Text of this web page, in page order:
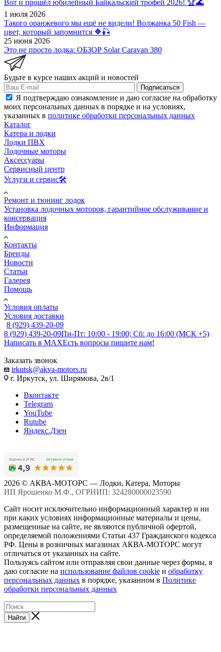
Вот и прошёл юбилейный Байкальский трофей 2026! 🏆🌊
1 июля 2026
Такого оранжевого мы ещё не видели! Волжанка 50 Fish —
цвет, который запомнится 🔶🎣
25 июня 2026
Это не просто лодка: ОБЗОР Solar Caravan 380
Будьте в курсе наших акций и новостей
Подписаться
Я подтверждаю ознакомление и даю согласие на обработку
моих персональных данных в порядке и на условиях,
указанных в политике обработки персональных данных
Каталог
Катера и лодки
Лодки ПВХ
Лодочные моторы
Аксессуары
Сервисный центр
Услуги и сервис🛠️
Ремонт и тюнинг лодок
Установка лодочных моторов, гарантийное обслуживание и
консервация
Информация
Контакты
Бренды
Новости
Статьи
Галерея
Помощь
Условия оплаты
Условия доставки
8 (929) 439-20-09
8 (929) 439-20-09Пн-Пт: 10:00 - 19:00; Сб: до 16:00 (МСК +5)
Написать в MAXЕсть вопросы пишите нам!
Заказать звонок
irkutsk@akva-motors.ru
г. Иркутск, ул. Ширямова, 2в/1
Вконтакте
Telegram
YouTube
Rutube
Яндекс.Дзен
2026 © АКВА-МОТОРС — Лодки, Катера, Моторы
ИП Ярошенко М.Ф., ОГРНИП: 324280000023590
Сайт носит исключительно информационный характер и ни
при каких условиях информационные материалы и цены,
размещенные на сайте, не являются публичной офертой,
определяемой положениями Статьи 437 Гражданского кодекса
РФ. Цены в розничных магазинах АКВА-МОТОРС могут
отличаться от указанных на сайте.
Пользуясь сайтом или отправляя свои данные через формы, я
даю согласие на использование файлов cookie и обработку
персональных данных в порядке, указанном в Политике
обработки персональных данных
Найти